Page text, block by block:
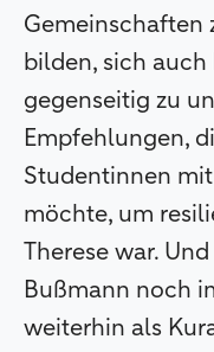
Gemeinschaften
bilden, sich
gegenseitig zu
Empfehlungen,
Studentinnen
möchte, um
Therese war.
Bußmann noch
weiterhin als